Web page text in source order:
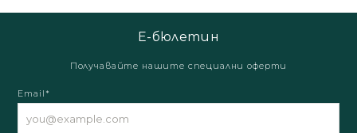
Е-бюлетин
Получавайте нашите специални оферти
Email*